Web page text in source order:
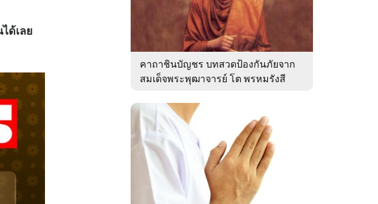
ด้เลย
คาถาชินบัญชร บทสวดป้องกันภัยจาก
สมเด็จพระพุฒาจารย์ โต พรหมรังสี